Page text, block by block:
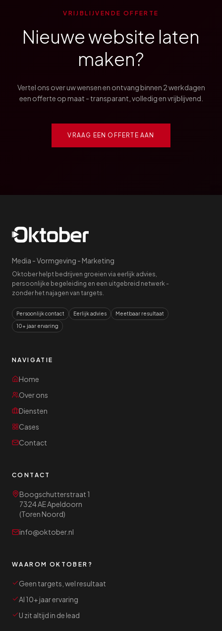
VRIJBLIJVENDE OFFERTE
Nieuwe website laten
maken?
Vertel ons over uw wensen en ontvang binnen 2 werkdagen
een offerte op maat - transparant, volledig en vrijblijvend.
VRAAG EEN OFFERTE AAN
Media - Vormgeving - Marketing
Oktober helpt bedrijven groeien via eerlijk advies,
persoonlijke begeleiding en een uitgebreid netwerk -
zonder het najagen van targets.
Persoonlijk contact Eerlijk advies Meetbaar resultaat
10+ jaar ervaring
NAVIGATIE
Home
Over ons
Diensten
Cases
Contact
CONTACT
Boogschutterstraat 1
7324 AE Apeldoorn
(Toren Noord)
info@oktober.nl
WAAROM OKTOBER?
Geen targets, wel resultaat
Al 10+ jaar ervaring
U zit altijd in de lead